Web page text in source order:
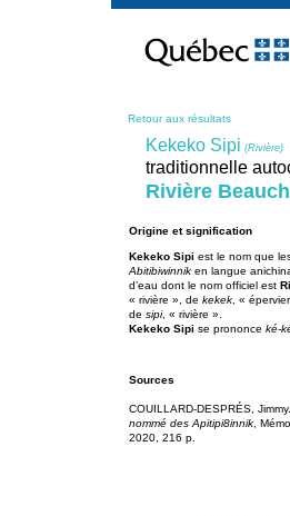
contenu
Retour aux résultats
Kekeko Sipi (Rivière)
traditionnelle
Rivière
Origine et signification
Kekeko Sipi est le nom que
Abitibiwinnik en langue
d’eau dont le nom officiel est
« rivière », de kekek , «
de sipi, « rivière ».
Kekeko Sipi se prononce ké-
Sources
COUILLARD-DESPRÉS, Jimmy.
nommé des Apitipi8innik ,
2020, 216 p.